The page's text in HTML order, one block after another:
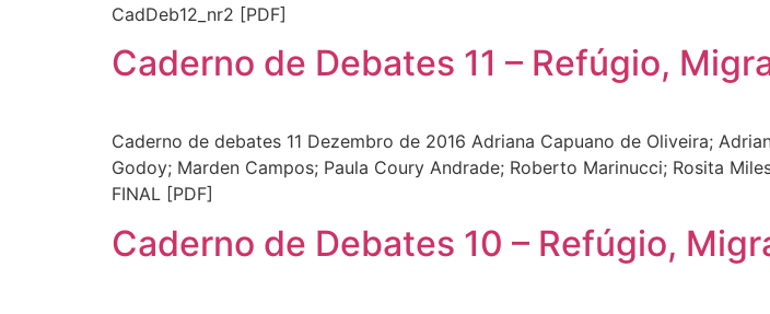
CadDeb12_nr2 [PDF]
Caderno de Debates 11 – Refúgio,
Caderno de debates 11 Dezembro de 2016 Adriana Capuano de Oliveira;
Godoy; Marden Campos; Paula Coury Andrade; Roberto Marinucci; Rosita
FINAL [PDF]
Caderno de Debates 10 – Refúgio,